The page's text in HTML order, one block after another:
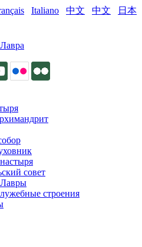
Italiano 中文 中文
日本
совет
строения